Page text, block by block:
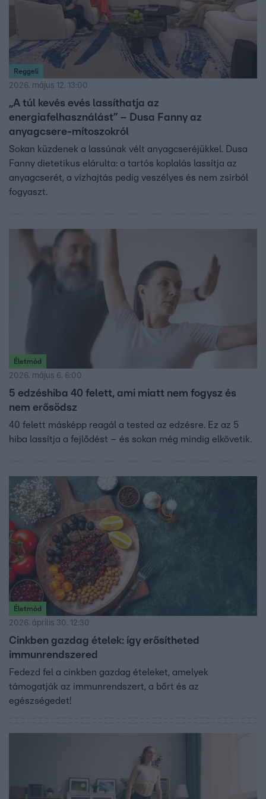
Reggeli
2026. május 12. 13:00
„A túl kevés evés lassíthatja az
energiafelhasználást” – Dusa Fanny az
anyagcsere-mítoszokról
Sokan küzdenek a lassúnak vélt anyagcseréjükkel. Dusa
Fanny dietetikus elárulta: a tartós koplalás lassítja az
anyagcserét, a vízhajtás pedig veszélyes és nem zsírból
fogyaszt.
Életmód
2026. május 6. 6:00
5 edzéshiba 40 felett, ami miatt nem fogysz és
nem erősödsz
40 felett másképp reagál a tested az edzésre. Ez az 5
hiba lassítja a fejlődést – és sokan még mindig elkövetik.
Életmód
2026. április 30. 12:30
Cinkben gazdag ételek: így erősítheted
immunrendszered
Fedezd fel a cinkben gazdag ételeket, amelyek
támogatják az immunrendszert, a bőrt és az
egészségedet!